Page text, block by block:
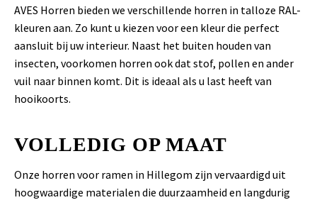
AVES Horren bieden we verschillende horren in talloze RAL-
kleuren aan. Zo kunt u kiezen voor een kleur die perfect
aansluit bij uw interieur. Naast het buiten houden van
insecten, voorkomen horren ook dat stof, pollen en ander
vuil naar binnen komt. Dit is ideaal als u last heeft van
hooikoorts.
VOLLEDIG OP MAAT
Onze horren voor ramen in Hillegom zijn vervaardigd uit
hoogwaardige materialen die duurzaamheid en langdurig